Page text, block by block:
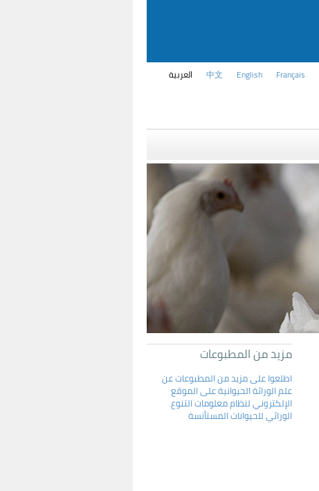
العربية 中文 English Français
مزيد من المطبوعات
اطلعوا على مزيد من المطبوعات عن
علم الوراثة الحيوانية على الموقع
الإلكتروني لنظام معلومات التنوع
الوراثي للحيوانات المستأنسة